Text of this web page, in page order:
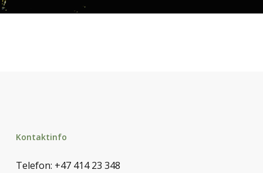
Kontaktinfo
Telefon: +47 414 23 348